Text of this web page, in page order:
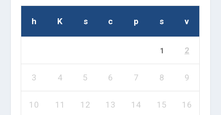
h K s c p s v
1 2
3 4 5 6 7 8 9
10 11 12 13 14 15 16